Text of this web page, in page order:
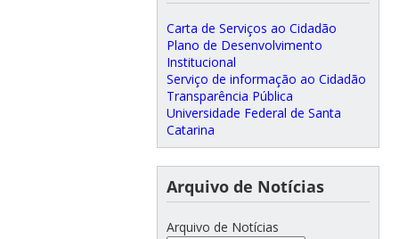
Carta de Serviços ao Cidadão
Plano de Desenvolvimento
Institucional
Serviço de informação ao Cidadão
Transparência Pública
Universidade Federal de Santa
Catarina
Arquivo de Notícias
Arquivo de Notícias